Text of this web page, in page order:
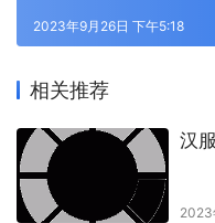
2023年9月26日 下午5:18
相关推荐
汉
2023